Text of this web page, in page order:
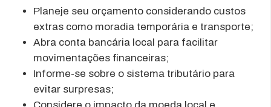
Planeje seu orçamento considerando custos
extras como moradia temporária e transporte;
Abra conta bancária local para facilitar
movimentações financeiras;
Informe-se sobre o sistema tributário para
evitar surpresas;